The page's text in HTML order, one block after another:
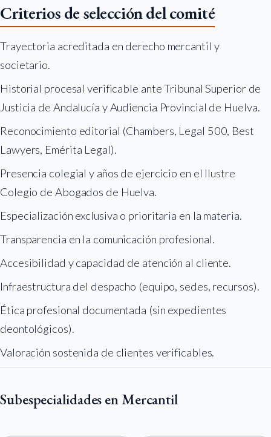
Criterios de selección del comité
Trayectoria acreditada en derecho mercantil y
societario.
Historial procesal verificable ante Tribunal Superior de
Justicia de Andalucía y Audiencia Provincial de Huelva.
Reconocimiento editorial (Chambers, Legal 500, Best
Lawyers, Emérita Legal).
Presencia colegial y años de ejercicio en el Ilustre
Colegio de Abogados de Huelva.
Especialización exclusiva o prioritaria en la materia.
Transparencia en la comunicación profesional.
Accesibilidad y capacidad de atención al cliente.
Infraestructura del despacho (equipo, sedes, recursos).
Ética profesional documentada (sin expedientes
deontológicos).
Valoración sostenida de clientes verificables.
Subespecialidades en Mercantil